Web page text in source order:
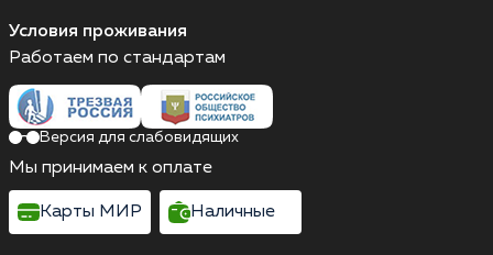
Условия проживания
Работаем по стандартам
Версия для слабовидящих
Мы принимаем к оплате
Карты МИР Наличные